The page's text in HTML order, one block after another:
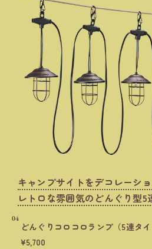
キャンプサイトをデコレーショ
レトロな雰囲気のどんぐり型5
04
どんぐりコロコロランプ（5連タイ
5,700